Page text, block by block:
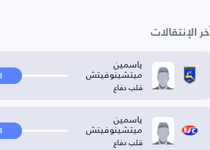
آخر الإنتقالات
ياسمين
ميتشينوفيتش
قلب دفاع
ياسمين
ميتشينوفيتش
قلب دفاع